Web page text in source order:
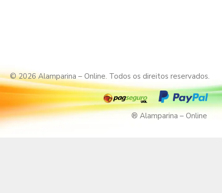
© 2026 Alamparina – Online. Todos os direitos reservados.
® Alamparina – Online